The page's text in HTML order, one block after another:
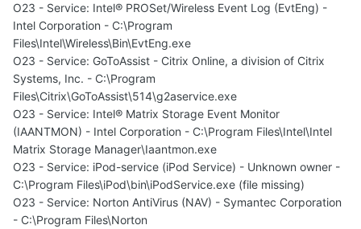
O23 - Service: Intel® PROSet/Wireless Event Log (EvtEng) -
Intel Corporation - C:\Program
Files\Intel\Wireless\Bin\EvtEng.exe
O23 - Service: GoToAssist - Citrix Online, a division of Citrix
Systems, Inc. - C:\Program
Files\Citrix\GoToAssist\514\g2aservice.exe
O23 - Service: Intel® Matrix Storage Event Monitor
(IAANTMON) - Intel Corporation - C:\Program Files\Intel\Intel
Matrix Storage Manager\Iaantmon.exe
O23 - Service: iPod-service (iPod Service) - Unknown owner -
C:\Program Files\iPod\bin\iPodService.exe (file missing)
O23 - Service: Norton AntiVirus (NAV) - Symantec Corporation
- C:\Program Files\Norton